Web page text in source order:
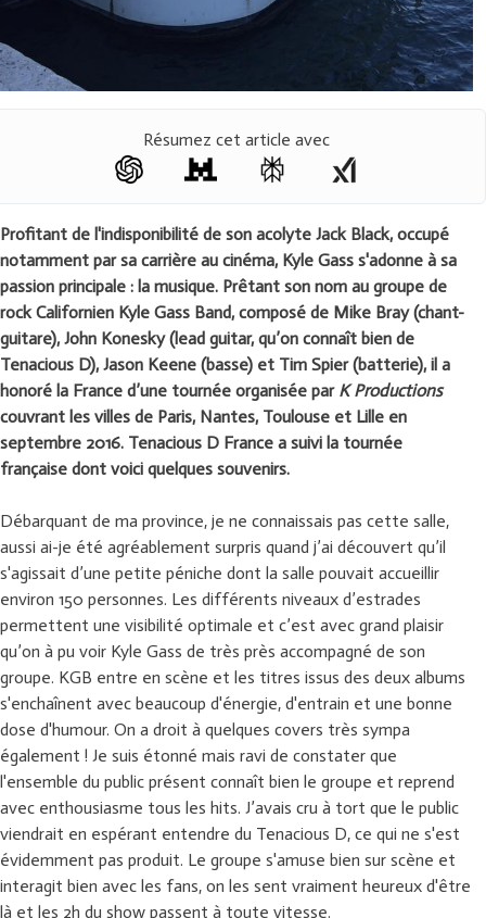
Résumez cet article avec
Profitant de l'indisponibilité de son acolyte Jack Black, occupé
notamment par sa carrière au cinéma, Kyle Gass s'adonne à sa
passion principale : la musique. Prêtant son nom au groupe de
rock Californien Kyle Gass Band, composé de Mike Bray (chant-
guitare), John Konesky (lead guitar, qu’on connaît bien de
Tenacious D), Jason Keene (basse) et Tim Spier (batterie), il a
honoré la France d’une tournée organisée par K Productions
couvrant les villes de Paris, Nantes, Toulouse et Lille en
septembre 2016. Tenacious D France a suivi la tournée
française dont voici quelques souvenirs.
Débarquant de ma province, je ne connaissais pas cette salle,
aussi ai-je été agréablement surpris quand j’ai découvert qu’il
s'agissait d’une petite péniche dont la salle pouvait accueillir
environ 150 personnes. Les différents niveaux d’estrades
permettent une visibilité optimale et c’est avec grand plaisir
qu’on à pu voir Kyle Gass de très près accompagné de son
groupe. KGB entre en scène et les titres issus des deux albums
s'enchaînent avec beaucoup d'énergie, d'entrain et une bonne
dose d'humour. On a droit à quelques covers très sympa
également ! Je suis étonné mais ravi de constater que
l'ensemble du public présent connaît bien le groupe et reprend
avec enthousiasme tous les hits. J’avais cru à tort que le public
viendrait en espérant entendre du Tenacious D, ce qui ne s'est
évidemment pas produit. Le groupe s'amuse bien sur scène et
interagit bien avec les fans, on les sent vraiment heureux d'être
là et les 2h du show passent à toute vitesse.